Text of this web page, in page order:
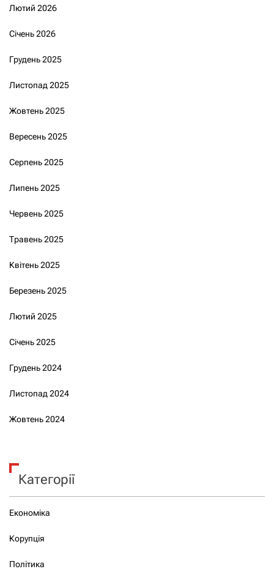
Лютий 2026
Січень 2026
Грудень 2025
Листопад 2025
Жовтень 2025
Вересень 2025
Серпень 2025
Липень 2025
Червень 2025
Травень 2025
Квітень 2025
Березень 2025
Лютий 2025
Січень 2025
Грудень 2024
Листопад 2024
Жовтень 2024
Категорії
Економіка
Корупція
Політика